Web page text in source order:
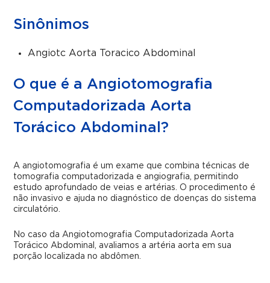
Sinônimos
Angiotc Aorta Toracico Abdominal
O que é a Angiotomografia
Computadorizada Aorta
Torácico Abdominal?
A angiotomografia é um exame que combina técnicas de
tomografia computadorizada e angiografia, permitindo
estudo aprofundado de veias e artérias. O procedimento é
não invasivo e ajuda no diagnóstico de doenças do sistema
circulatório.
No caso da Angiotomografia Computadorizada Aorta
Torácico Abdominal, avaliamos a artéria aorta em sua
porção localizada no abdômen.